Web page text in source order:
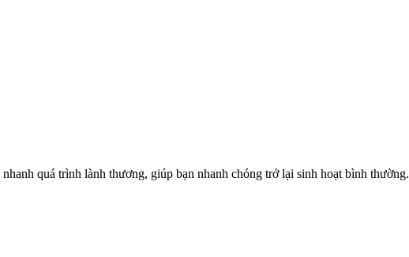
quá trình lành thương, giúp bạn nhanh chóng trở lại sinh hoạt bình thường.